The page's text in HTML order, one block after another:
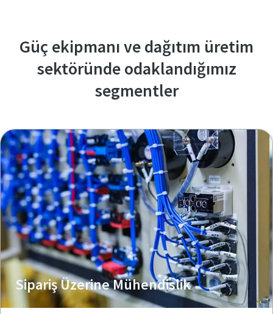
Güç ekipmanı ve dağıtım üretim
sektöründe odaklandığımız
segmentler
Sipariş Üzerine Mühendislik